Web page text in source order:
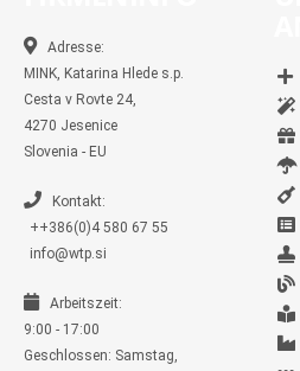
Adresse:
MINK, Katarina Hlede s.p.
Cesta v Rovte 24,
4270 Jesenice
Slovenia - EU
Kontakt:
++386(0)4 580 67 55
info@wtp.si
Arbeitszeit:
9:00 - 17:00
Geschlossen: Samstag,